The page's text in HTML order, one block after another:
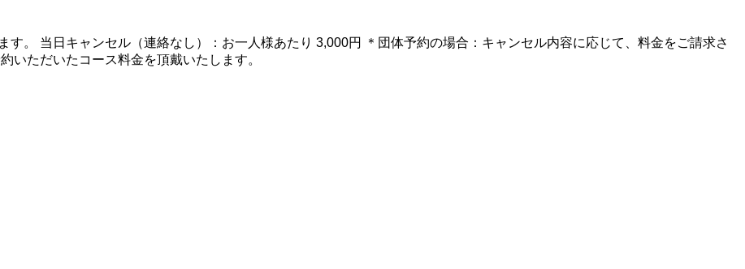
。 当日キャンセル（連絡なし）：お一人様あたり 3,000円 ＊団体予約の場合：キャンセル内容に応じて、料金をご請求さ
いただいたコース料金を頂戴いたします。